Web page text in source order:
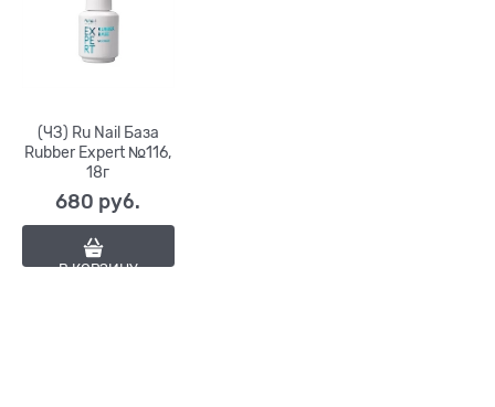
(ЧЗ) Ru Nail База
Rubber Expert №116,
18г
680 руб.
В КОРЗИНУ